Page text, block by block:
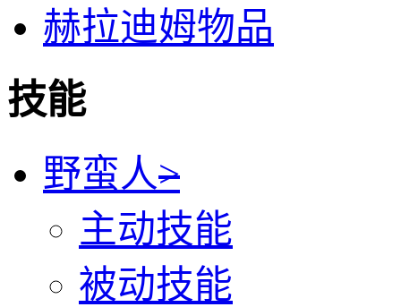
赫拉迪姆物品
技能
野蛮人>
主动技能
被动技能